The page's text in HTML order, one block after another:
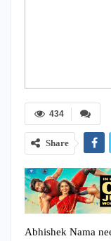
434
Share
Abhishek Nama